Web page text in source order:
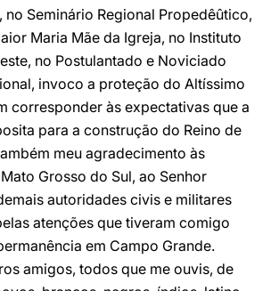
no Seminário Regional Propedêûtico,
Maria Mãe da Igreja, no Instituto
no Postulantado e Noviciado
invoco a proteção do Altíssimo
corresponder às expectativas que a
para a construção do Reino de
meu agradecimento às
Grosso do Sul, ao Senhor
autoridades civis e militares
atenções que tiveram comigo
em Campo Grande.
amigos, todos que me ouvis, de